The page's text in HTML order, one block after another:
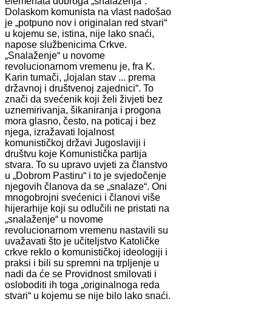
Dolaskom komunista na vlast nadošao
je „potpuno nov i originalan red stvari“
u kojemu se, istina, nije lako snaći,
napose službenicima Crkve.
„Snalaženje“ u novome
revolucionarnom vremenu je, fra K.
Karin tumači, „lojalan stav ... prema
državnoj i društvenoj zajednici“. To
znači da svećenik koji želi živjeti bez
uznemirivanja, šikaniranja i progona
mora glasno, često, na poticaj i bez
njega, izražavati lojalnost
komunističkoj državi Jugoslaviji i
društvu koje Komunistička partija
stvara. To su upravo uvjeti za članstvo
u „Dobrom Pastiru“ i to je svjedočenje
njegovih članova da se „snalaze“. Oni
mnogobrojni svećenici i članovi više
hijerarhije koji su odlučili ne pristati na
„snalaženje“ u novome
revolucionarnom vremenu nastavili su
uvažavati što je učiteljstvo Katoličke
crkve reklo o komunističkoj ideologiji i
praksi i bili su spremni na trpljenje u
nadi da će se Providnost smilovati i
osloboditi ih toga „originalnoga reda
stvari“ u kojemu se nije bilo lako snaći.